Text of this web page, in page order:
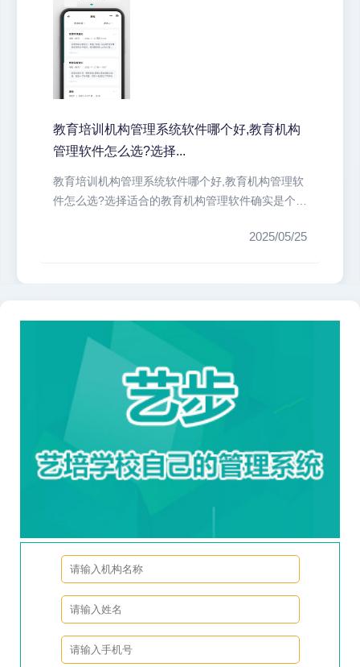
教育培训机构管理系统软件哪个好,教育机构
管理软件怎么选?选择...
教育培训机构管理系统软件哪个好,教育机构管理软
件怎么选?选择适合的教育机构管理软件确实是个技
2025/05/25